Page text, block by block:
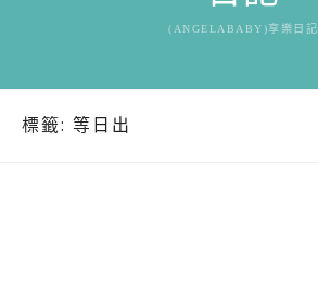
(ANGELABABY)享樂日記
標籤: 等日出